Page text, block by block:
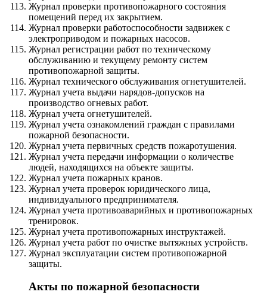
Журнал проверки противопожарного состояния
помещений перед их закрытием.
Журнал проверки работоспособности задвижек с
электроприводом и пожарных насосов.
Журнал регистрации работ по техническому
обслуживанию и текущему ремонту систем
противопожарной защиты.
Журнал технического обслуживания огнетушителей.
Журнал учета выдачи нарядов-допусков на
производство огневых работ.
Журнал учета огнетушителей.
Журнал учета ознакомлений граждан с правилами
пожарной безопасности.
Журнал учета первичных средств пожаротушения.
Журнал учета передачи информации о количестве
людей, находящихся на объекте защиты.
Журнал учета пожарных кранов.
Журнал учета проверок юридического лица,
индивидуального предпринимателя.
Журнал учета противоаварийных и противопожарных
тренировок.
Журнал учета противопожарных инструктажей.
Журнал учета работ по очистке вытяжных устройств.
Журнал эксплуатации систем противопожарной
защиты.
Акты по пожарной безопасности